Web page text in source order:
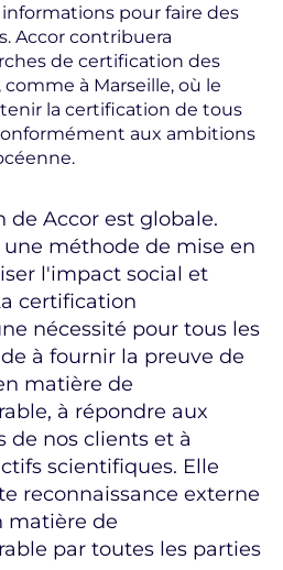
pour faire des
Accor contribuera
de certification des
à Marseille, où le
la certification de tous
aux ambitions
de Accor est globale.
une méthode de mise en
l'impact social et
certification
nécessité pour tous les
à fournir la preuve de
matière de
à répondre aux
de nos clients et à
scientifiques. Elle
reconnaissance externe
matière de
par toutes les parties